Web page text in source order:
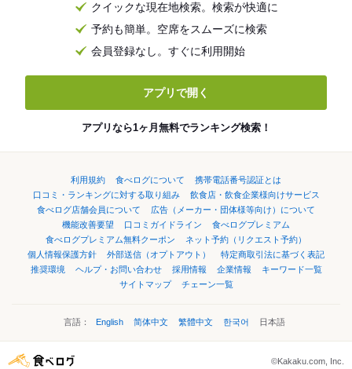
クイックな現在地検索。検索が快適に
予約も簡単。空席をスムーズに検索
会員登録なし。すぐに利用開始
アプリで開く
アプリなら1ヶ月無料でランキング検索！
利用規約 食べログについて
携帯電話番号認証とは
口コミ・ランキングに対する取り組み
飲食店・飲食企業様向けサービス
食べログ店舗会員について
広告（メーカー・団体様等向け）について
機能改善要望
口コミガイドライン
食べログプレミアム
食べログプレミアム無料クーポン
ネット予約（リクエスト予約）
個人情報保護方針
外部送信（オプトアウト）
特定商取引法に基づく表記
推奨環境
ヘルプ・お問い合わせ 採用情報 企業情報
キーワード一覧
サイトマップ
チェーン一覧
言語： English 简体中文 繁體中文 한국어 日本語
©Kakaku.com, Inc.